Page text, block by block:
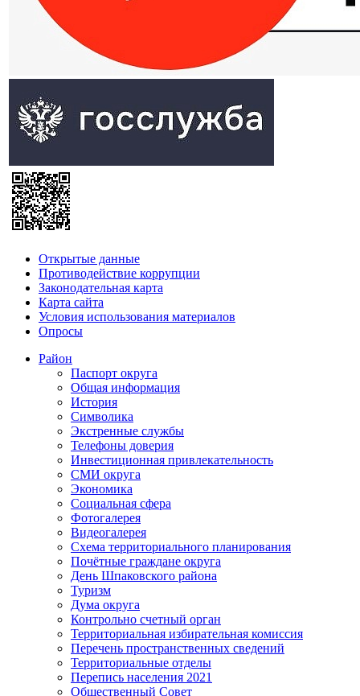
Открытые данные
Противодействие коррупции
Законодательная карта
Карта сайта
Условия использования материалов
Опросы
Район
Паспорт округа
Общая информация
История
Символика
Экстренные службы
Телефоны доверия
Инвестиционная привлекательность
СМИ округа
Экономика
Социальная сфера
Фотогалерея
Видеогалерея
Схема территориального планирования
Почётные граждане округа
День Шпаковского района
Туризм
Дума округа
Контрольно счетный орган
Территориальная избирательная комиссия
Перечень пространственных сведений
Территориальные отделы
Перепись населения 2021
Общественный Совет